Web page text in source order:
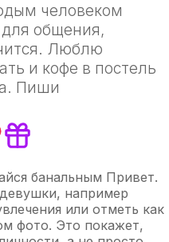
человеком
общения,
Люблю
и кофе в постель
Пиши
банальным Привет.
например
или отметь как
фото. Это покажет,